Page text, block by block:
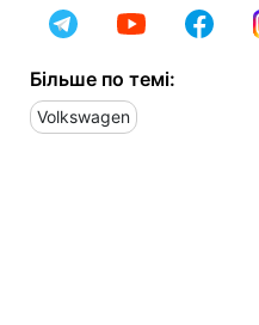
Більше по темі:
Volkswagen